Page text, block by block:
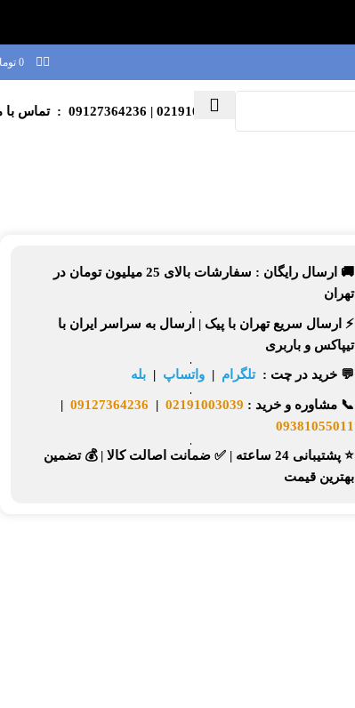
0
02191003039 | 09127364236 : تماس با ما
🚚 ارسال رایگان : سفارشات بالای 25 میلیون تومان
در
تهران
⚡ ارسال سریع تهران با پیک | ارسال به سراسر ایران با
تیپاکس و باربری
💬 خرید در چت :تلگرام | واتساپ | بله
📞 مشاوره و خرید : 02191003039
|
09127364236
|
09381055011
⭐ پشتیبانی 24 ساعته | ✅ ضمانت اصالت کالا |💰 تضمین
بهترین قیمت